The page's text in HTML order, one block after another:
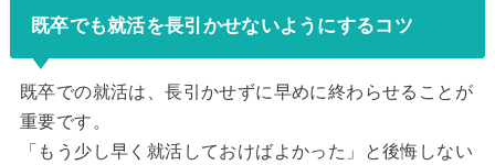
既卒でも就活を長引かせないようにするコツ
既卒での就活は、長引かせずに早めに終わらせることが
重要です。
「もう少し早く就活しておけばよかった」と後悔しない